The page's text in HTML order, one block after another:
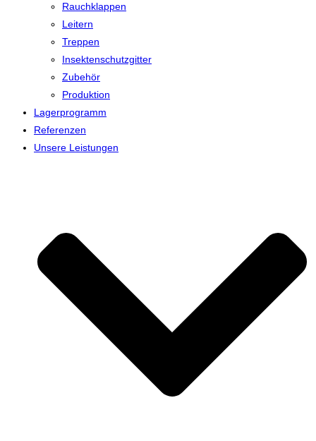
Rauchklappen
Leitern
Treppen
Insektenschutzgitter
Zubehör
Produktion
Lagerprogramm
Referenzen
Unsere Leistungen